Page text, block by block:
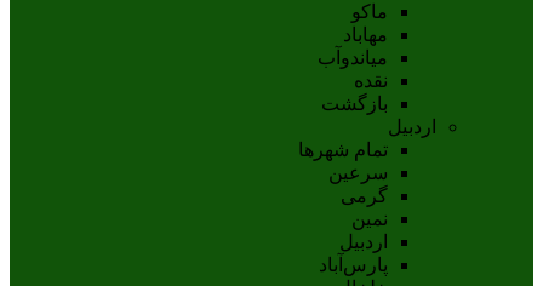
ماکو
مهاباد
مياندوآب
نقده
بازگشت
اردبیل
تمام شهر‌ها
سرعین
گرمی
نمین
اردبيل
پارس‌آباد